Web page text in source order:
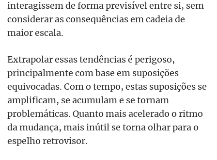
interagissem de forma previsível entre si, sem
considerar as consequências em cadeia de
maior escala.
Extrapolar essas tendências é perigoso,
principalmente com base em suposições
equivocadas. Com o tempo, estas suposições se
amplificam, se acumulam e se tornam
problemáticas. Quanto mais acelerado o ritmo
da mudança, mais inútil se torna olhar para o
espelho retrovisor.